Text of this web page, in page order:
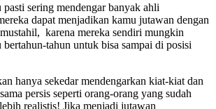
sering mendengar banyak ahli
dapat menjadikan kamu jutawan dengan
karena mereka sendiri mungkin
tahun untuk bisa sampai di posisi
hanya sekedar mendengarkan kiat-kiat dan
persis seperti orang-orang yang sudah
realistis! Jika menjadi jutawan